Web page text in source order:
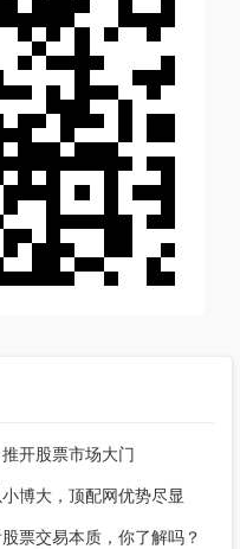
开股票市场大门
博大，顶配网优势尽显
票交易本质，你了解吗？